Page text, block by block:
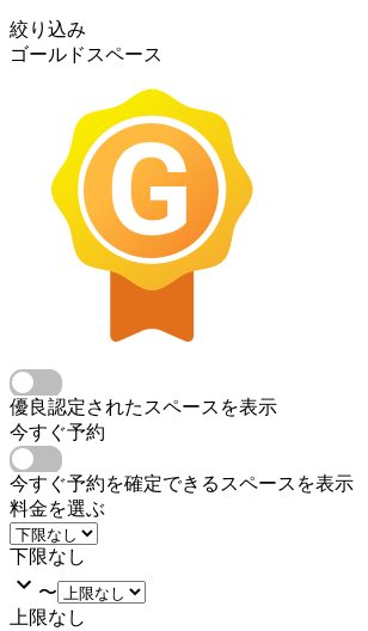
絞り込み
ゴールドスペース
優良認定されたスペースを表示
今すぐ予約
今すぐ予約を確定できるスペースを表示
料金を選ぶ
下限なし
〜
上限なし